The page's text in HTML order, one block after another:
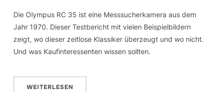
Die Olympus RC 35 ist eine Messsucherkamera aus dem
Jahr 1970. Dieser Testbericht mit vielen Beispielbildern
zeigt, wo dieser zeitlose Klassiker überzeugt und wo nicht.
Und was Kaufinteressenten wissen sollten.
WEITERLESEN